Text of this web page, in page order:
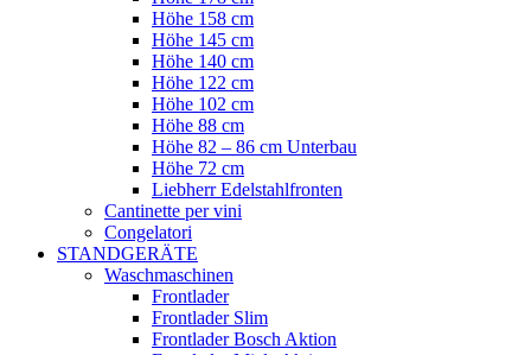
Höhe 158 cm
Höhe 145 cm
Höhe 140 cm
Höhe 122 cm
Höhe 102 cm
Höhe 88 cm
Höhe 82 – 86 cm Unterbau
Höhe 72 cm
Liebherr Edelstahlfronten
Cantinette per vini
Congelatori
STANDGERÄTE
Waschmaschinen
Frontlader
Frontlader Slim
Frontlader Bosch Aktion